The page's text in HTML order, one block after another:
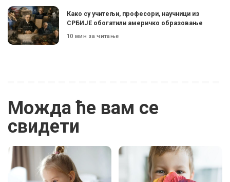
Како су учитељи, професори, научници из
СРБИЈЕ обогатили америчко образовање
10 мин за читање
Можда ће вам се
свидети